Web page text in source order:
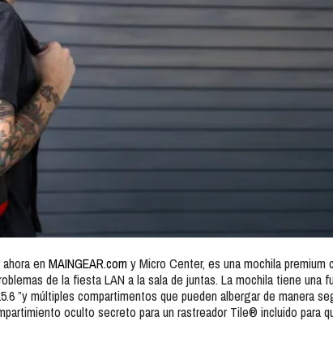
en MAINGEAR.comy Micro Center, es una mochila
de la fiesta LAN a la sala de juntas. La mochila tiene una
”y múltiples compartimentos que pueden albergar de manera
oculto secreto para un rastreador Tile® incluido para